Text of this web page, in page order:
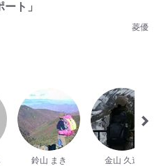
ート」
菱優
鈴山 まき 金山 久遠